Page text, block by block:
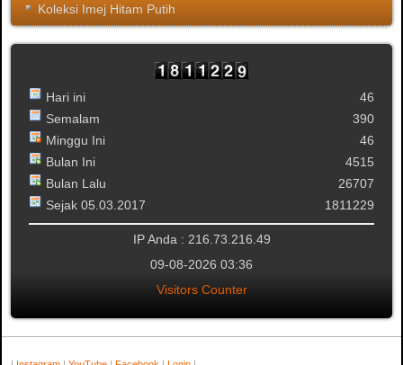
Koleksi Imej Hitam Putih
Hari ini
Semalam
Minggu Ini
Bulan Ini
Bulan Lalu
Sejak 05.03.2017
46
390
46
4515
26707
1811229
IP Anda : 216.73.216.49
09-08-2026 03:36
Visitors Counter